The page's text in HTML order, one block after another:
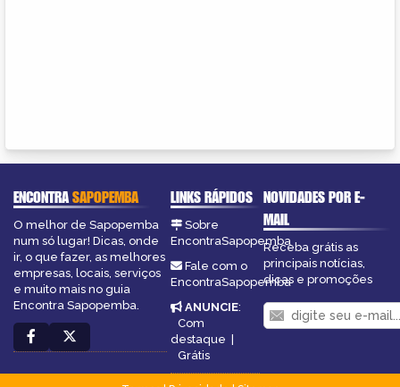
ENCONTRASAPOPEMBA
O melhor de Sapopemba
num só lugar! Dicas, onde
ir, o que fazer, as melhores
empresas, locais, serviços
e muito mais no guia
Encontra Sapopemba.
LINKS RÁPIDOS
Sobre
EncontraSapopemba
Fale com o
EncontraSapopemba
ANUNCIE:
Com
destaque |
Grátis
NOVIDADES POR E-
MAIL
Receba grátis as
principais notícias,
dicas e promoções